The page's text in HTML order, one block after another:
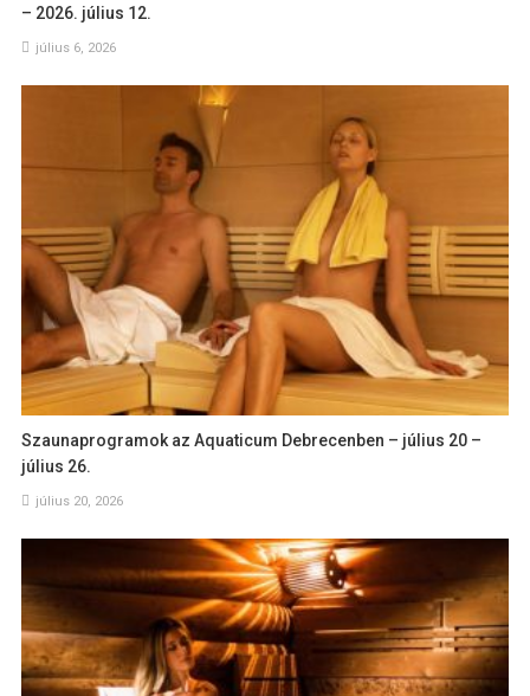
– 2026. július 12.
július 6, 2026
Szaunaprogramok az Aquaticum Debrecenben – július 20 –
július 26.
július 20, 2026